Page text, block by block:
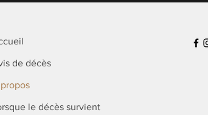
de décès
le décès survient